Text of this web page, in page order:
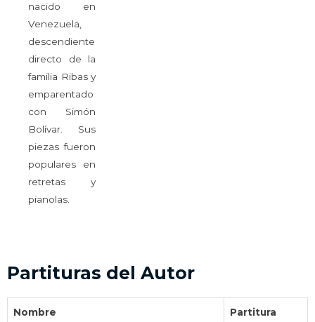
nacido en
Venezuela,
descendiente
directo de la
familia Ribas y
emparentado
con Simón
Bolívar. Sus
piezas fueron
populares en
retretas y
pianolas.
Partituras del Autor
Nombre Partitura